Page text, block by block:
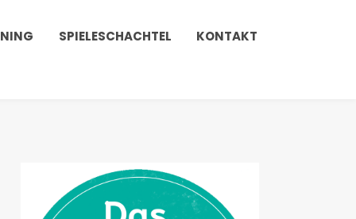
SPIELESCHACHTEL KONTAKT